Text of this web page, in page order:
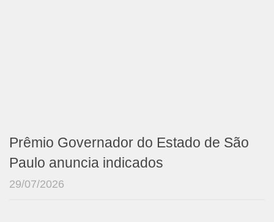
Prêmio Governador do Estado de São
Paulo anuncia indicados
29/07/2026